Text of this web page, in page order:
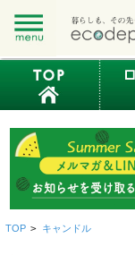
TOP > キャンドル